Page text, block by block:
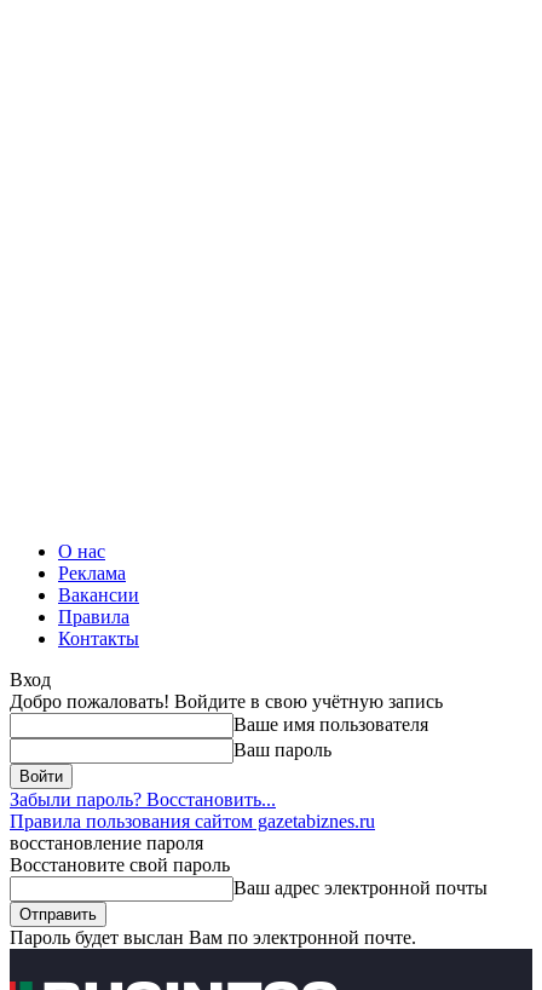
О нас
Реклама
Вакансии
Правила
Контакты
Вход
Добро пожаловать! Войдите в свою учётную запись
Ваше имя пользователя
Ваш пароль
Забыли пароль? Восстановить...
Правила пользования сайтом gazetabiznes.ru
восстановление пароля
Восстановите свой пароль
Ваш адрес электронной почты
Пароль будет выслан Вам по электронной почте.